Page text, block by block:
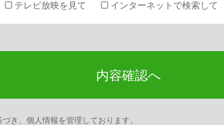
テレビ放映を見て インターネットで検索して
内容確認へ
き、個人情報を管理しております。